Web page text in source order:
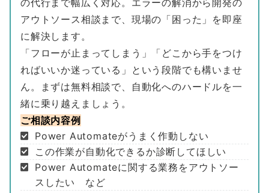
アウトソース相談まで、現場の「困った」を即座
に解決します。
「フローが止まってしまう」「どこから手をつけ
ればいいか迷っている」という段階でも構いませ
ん。まずは無料相談で、自動化へのハードルを一
緒に乗り越えましょう。
ご相談内容例
Power Automateがうまく作動しない
この作業が自動化できるか診断してほしい
Power Automateに関する業務をアウトソー
スしたい など